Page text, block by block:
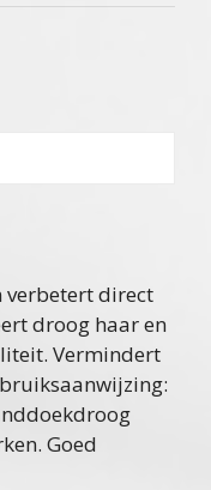
verbetert direct
droog haar en
Vermindert
Goed